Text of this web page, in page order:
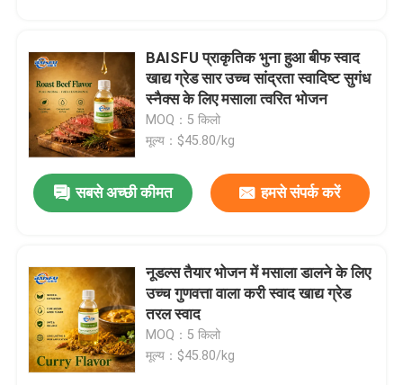
एक संदेश छोड़ें
BAISFU प्राकृतिक भुना हुआ बीफ स्वाद
खाद्य ग्रेड सार उच्च सांद्रता स्वादिष्ट सुगंध
स्नैक्स के लिए मसाला त्वरित भोजन
MOQ：5 किलो
मूल्य：$45.80/kg
सबसे अच्छी कीमत हमसे संपर्क करें
नूडल्स तैयार भोजन में मसाला डालने के लिए
उच्च गुणवत्ता वाला करी स्वाद खाद्य ग्रेड
तरल स्वाद
MOQ：5 किलो
मूल्य：$45.80/kg